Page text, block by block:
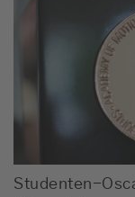
Studenten-